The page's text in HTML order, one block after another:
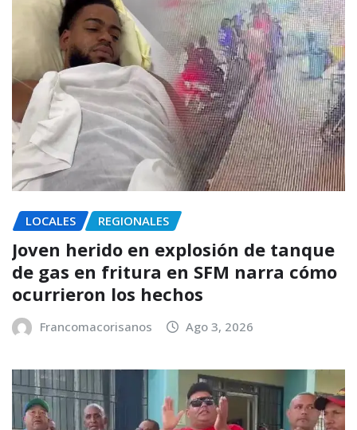
LOCALES REGIONALES
Joven herido en explosión de tanque
de gas en fritura en SFM narra cómo
ocurrieron los hechos
Francomacorisanos Ago 3, 2026